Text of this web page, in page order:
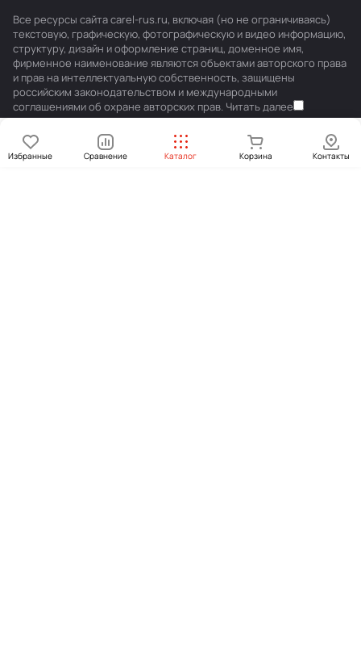
Избранные Сравнение Каталог Корзина Контакты
Все ресурсы сайта carel-rus.ru, включая (но не ограничиваясь)
текстовую, графическую, фотографическую и видео информацию,
структуру, дизайн и оформление страниц, доменное имя,
фирменное наименование являются объектами авторского права
и прав на интеллектуальную собственность, защищены
российским законодательством и международными
соглашениями об охране авторских прав. Читать далее